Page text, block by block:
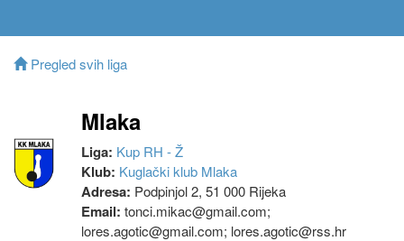
Pregled svih liga
Mlaka
Liga: Kup RH - Ž
Klub: Kuglački klub Mlaka
Adresa: Podpinjol 2, 51 000 Rijeka
Email: tonci.mikac@gmail.com;
lores.agotic@gmail.com; lores.agotic@rss.hr